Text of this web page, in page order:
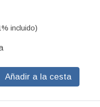
incluido)
Añadir a la cesta